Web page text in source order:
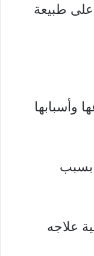
طبيعة
وأسبابها
بسبب
علاجه